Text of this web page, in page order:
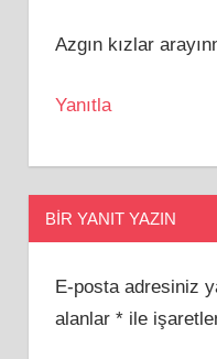
Azgın kızlar
Yanıtla
BIR YANIT YAZIN
E-posta adresiniz
alanlar *ile